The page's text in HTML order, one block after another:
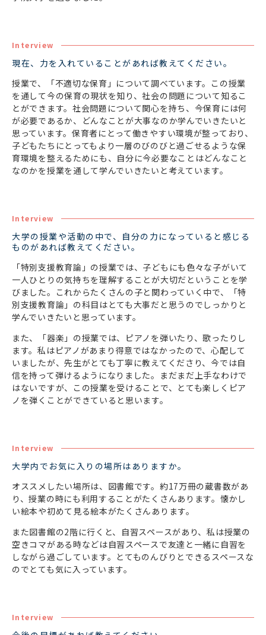
Interview
現在、力を入れていることがあれば教えてください。
授業で、「不適切な保育」について調べています。この授業
を通して今の保育の現状を知り、社会の問題について知るこ
とができます。社会問題について関心を持ち、今保育には何
が必要であるか、どんなことが大事なのか学んでいきたいと
思っています。保育者にとって働きやすい環境が整っており、
子どもたちにとってもより一層のびのびと過ごせるような保
育環境を整えるためにも、自分に今必要なことはどんなこと
なのかを授業を通して学んでいきたいと考えています。
Interview
大学の授業や活動の中で、自分の力になっていると感じる
ものがあれば教えてください。
「特別支援教育論」の授業では、子どもにも色々な子がいて
一人ひとりの気持ちを理解することが大切だということを学
びました。これからたくさんの子と関わっていく中で、「特
別支援教育論」の科目はとても大事だと思うのでしっかりと
学んでいきたいと思っています。
また、「器楽」の授業では、ピアノを弾いたり、歌ったりし
ます。私はピアノがあまり得意ではなかったので、心配して
いましたが、先生がとても丁寧に教えてくださり、今では自
信を持って弾けるようになりました。まだまだ上手なわけで
はないですが、この授業を受けることで、とても楽しくピア
ノを弾くことができていると思います。
Interview
大学内でお気に入りの場所はありますか。
オススメしたい場所は、図書館です。約17万冊の蔵書数があ
り、授業の時にも利用することがたくさんあります。懐かし
い絵本や初めて見る絵本がたくさんあります。
また図書館の2階に行くと、自習スペースがあり、私は授業の
空きコマがある時などは自習スペースで友達と一緒に自習を
しながら過ごしています。とてものんびりとできるスペースな
のでとても気に入っています。
Interview